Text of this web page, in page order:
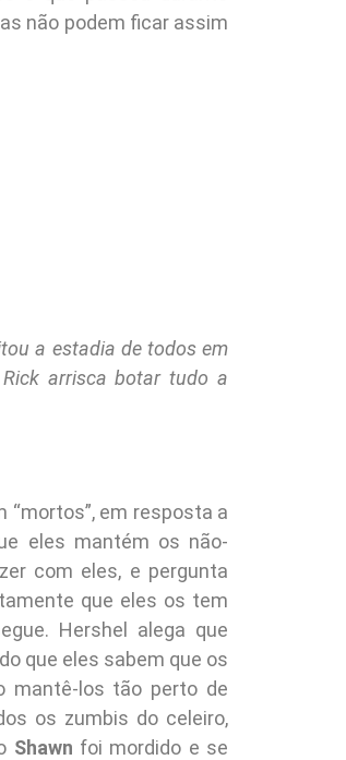
não podem ficar assim
a estadia de todos em
arrisca botar tudo a
“mortos”, em resposta a
eles mantém os não-
com eles, e pergunta
que eles os tem
Hershel alega que
que eles sabem que os
mantê-los tão perto de
os zumbis do celeiro,
Shawn foi mordido e se